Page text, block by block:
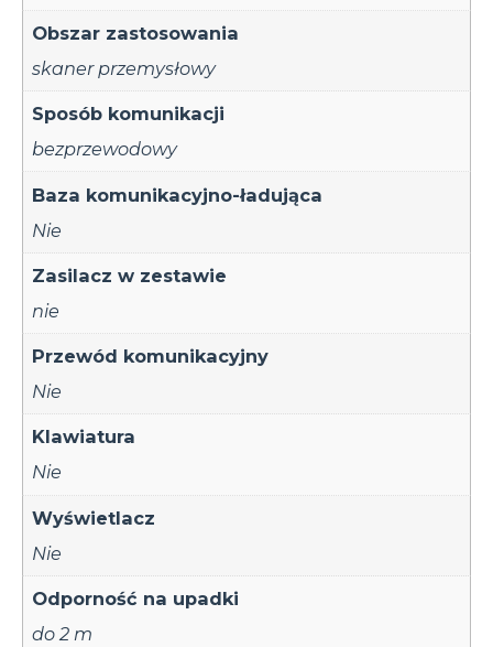
Obszar zastosowania
skaner przemysłowy
Sposób komunikacji
bezprzewodowy
Baza komunikacyjno-ładująca
Nie
Zasilacz w zestawie
nie
Przewód komunikacyjny
Nie
Klawiatura
Nie
Wyświetlacz
Nie
Odporność na upadki
do 2 m